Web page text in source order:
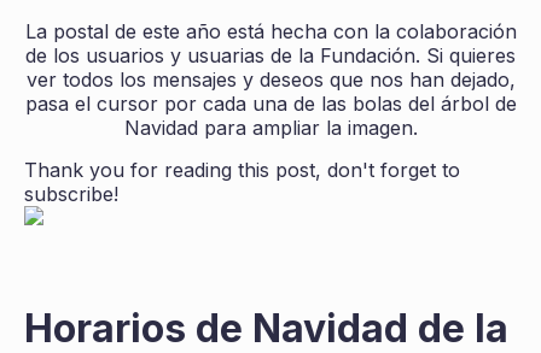
La postal de este año está hecha con la colaboración
de los usuarios y usuarias de la Fundación. Si quieres
ver todos los mensajes y deseos que nos han dejado,
pasa el cursor por cada una de las bolas del árbol de
Navidad para ampliar la imagen.
Thank you for reading this post, don't forget to
subscribe!
Horarios de Navidad de la